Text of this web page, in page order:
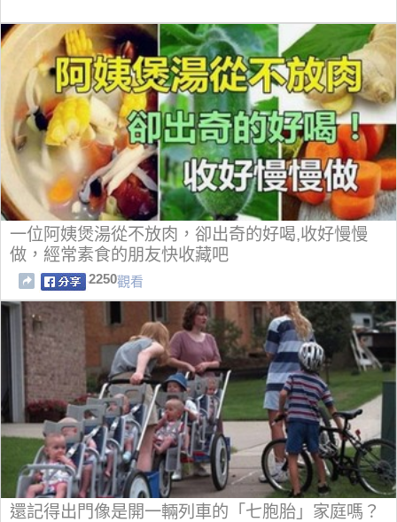
一位阿姨煲湯從不放肉，卻出奇的好喝,收好慢慢
做，經常素食的朋友快收藏吧
2250觀看
還記得出門像是開一輛列車的「七胞胎」家庭嗎？